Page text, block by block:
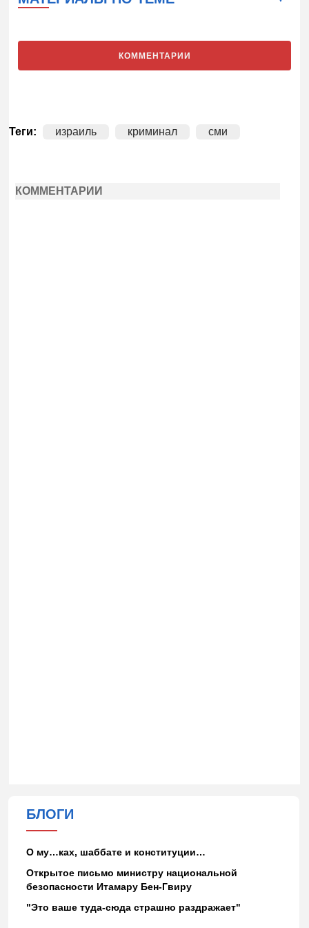
КОММЕНТАРИИ
Теги: израиль криминал сми
КОММЕНТАРИИ
БЛОГИ
О му…ках, шаббате и конституции…
Открытое письмо министру национальной
безопасности Итамару Бен-Гвиру
"Это ваше туда-сюда страшно раздражает"